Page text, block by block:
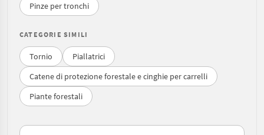
Pinze per tronchi
CATEGORIE SIMILI
Tornio
Piallatrici
Catene di protezione forestale e cinghie per carrelli
Piante forestali